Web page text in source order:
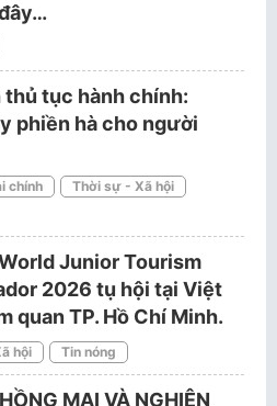
thủ tục hành chính:
phiền hà cho người
chính
Thời sự - Xã hội
Junior Tourism
2026 tụ hội tại Việt
quan TP. Hồ Chí Minh.
hội Tin nóng
MAI VÀ NGHIÊN